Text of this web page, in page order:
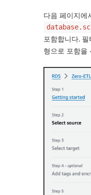
다음 페이지에
포함합니다. 필
형으로 포함을